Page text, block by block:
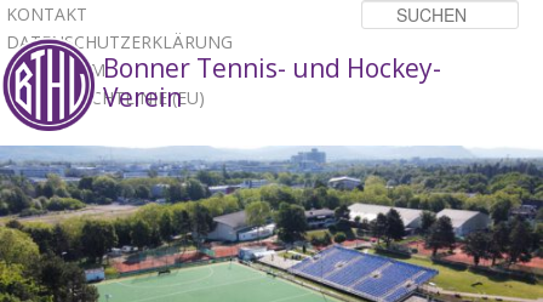
KONTAKT
DATENSCHUTZERKLÄRUNG
IMPRESSUM
COOKIE-RICHTLINIE (EU)
Bonner Tennis- und Hockey-
Verein